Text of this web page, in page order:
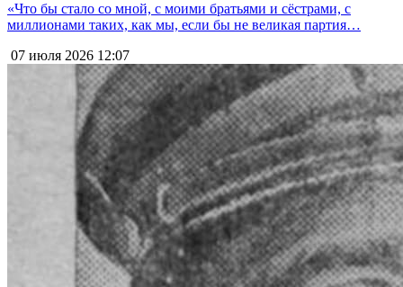
«Что бы стало со мной, с моими братьями и сёстрами, с
миллионами таких, как мы, если бы не великая партия…
07 июля 2026 12:07